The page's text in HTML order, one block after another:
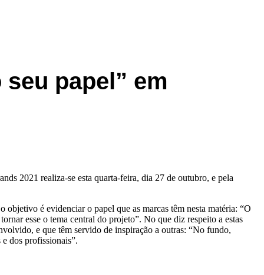
papel” em
2021 realiza-se esta quarta-feira, dia 27 de outubro, e pela
é evidenciar o papel que as marcas têm nesta matéria: “O
esse o tema central do projeto”. No que diz respeito a estas
e que têm servido de inspiração a outras: “No fundo,
dos profissionais”.